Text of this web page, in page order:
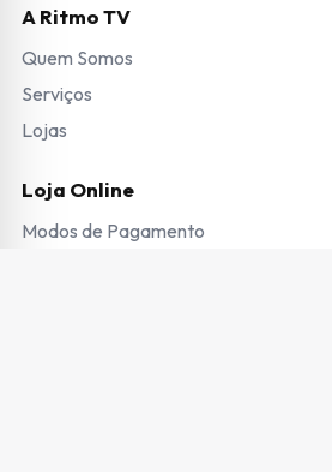
A Ritmo TV
Quem Somos
Serviços
Lojas
Loja Online
Modos de Pagamento